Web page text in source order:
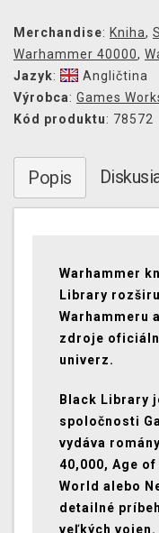
Merchandise: Kniha,
Warhammer 40000,
Jazyk:
Angličtina
Výrobca: Games
Kód produktu: 78572
Popis
Warhammer
Library
Warhammeru
zdroje
univerz.
Black Library
spoločnosti
vydáva
40,000, Age
World alebo
detailné
veľkých vojen.